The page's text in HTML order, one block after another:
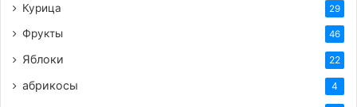
Курица 29
Фрукты 46
Яблоки 22
абрикосы 4